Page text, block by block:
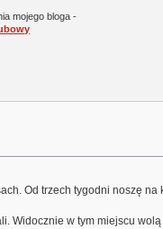
mojego bloga -
Od trzech tygodni noszę
Widocznie w tym miejscu